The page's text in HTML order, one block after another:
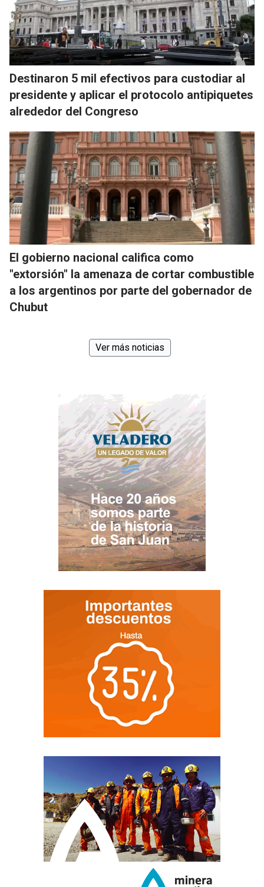
Destinaron 5 mil efectivos para custodiar al
presidente y aplicar el protocolo antipiquetes
alrededor del Congreso
El gobierno nacional califica como
"extorsión" la amenaza de cortar combustible
a los argentinos por parte del gobernador de
Chubut
Ver más noticias